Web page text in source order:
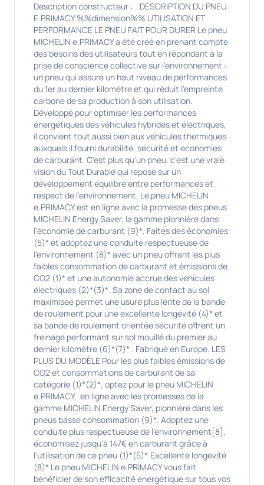
Description constructeur : DESCRIPTION DU PNEU
E.PRIMACY %%dimension%% UTILISATION ET
PERFORMANCE LE PNEU FAIT POUR DURER Le pneu
MICHELIN e.PRIMACY a été créé en prenant compte
des besoins des utilisateurs tout en répondant à la
prise de conscience collective sur l'environnement :
un pneu qui assure un haut niveau de performances
du 1er au dernier kilomètre et qui réduit l'empreinte
carbone de sa production à son utilisation.
Développé pour optimiser les performances
énergétiques des véhicules hybrides et électriques,
il convient tout aussi bien aux véhicules thermiques
auxquels il fourni durabilité, sécurité et économies
de carburant. C'est plus qu'un pneu, c'est une vraie
vision du Tout Durable qui repose sur un
développement équilibré entre performances et
respect de l'environnement. Le pneu MICHELIN
e.PRIMACY est en ligne avec la promesse des pneus
MICHELIN Energy Saver, la gamme pionnière dans
l'économie de carburant (9)*. Faites des économies
(5)* et adoptez une conduite respectueuse de
l'environnement (8)* avec un pneu offrant les plus
faibles consommation de carburant et émissions de
CO2 (1)* et une autonomie accrue des véhicules
électriques (2)*(3)*. Sa zone de contact au sol
maximisée permet une usure plus lente de la bande
de roulement pour une excellente longévité (4)* et
sa bande de roulement orientée sécurité offrent un
freinage performant sur sol mouillé du premier au
dernier kilomètre (6)*(7)* . Fabriqué en Europe. LES
PLUS DU MODÈLE Pour les plus faibles émissions de
CO2 et consommations de carburant de sa
catégorie (1)*(2)*, optez pour le pneu MICHELIN
e.PRIMACY, en ligne avec les promesses de la
gamme MICHELIN Energy Saver, pionnière dans les
pneus basse consommation (9)*. Adoptez une
conduite plus respectueuse de l'environnement[8],
économisez jusqu'à 147€ en carburant grâce à
l'utilisation de ce pneu (1)*(5)*.Excellente longévité
(8)* Le pneu MICHELIN e.PRIMACY vous fait
bénéficier de son efficacité énergétique sur tous vos